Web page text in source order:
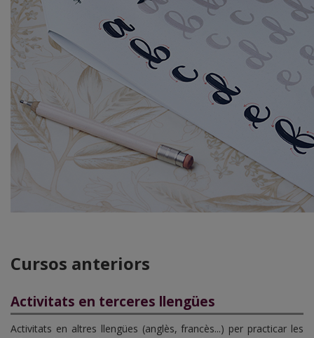
Cursos anteriors
Activitats en terceres llengües
Activitats en altres llengües (anglès, francès...) per practicar les